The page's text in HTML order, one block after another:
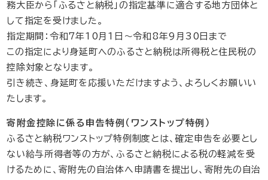
務大臣から「ふるさと納税」の指定基準に適合する地方団体と
して指定を受けました。
指定期間：令和7年10月1日～令和8年9月30日まで
この指定により身延町へのふるさと納税は所得税と住民税の
控除対象となります。
引き続き、身延町を応援いただけますよう、よろしくお願いい
たします。
寄附金控除に係る申告特例（ワンストップ特例）
ふるさと納税ワンストップ特例制度とは、確定申告を必要とし
ない給与所得者等の方が、ふるさと納税による税の軽減を受
けるために、寄附先の自治体へ申請書を提出し、寄附先の自治